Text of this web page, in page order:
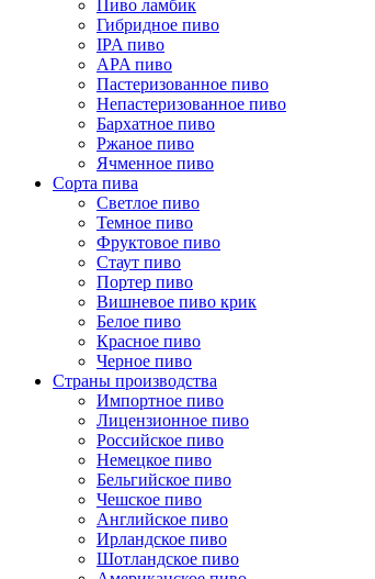
Пиво ламбик
Гибридное пиво
IPA пиво
APA пиво
Пастеризованное пиво
Непастеризованное пиво
Бархатное пиво
Ржаное пиво
Ячменное пиво
Сорта пива
Светлое пиво
Темное пиво
Фруктовое пиво
Стаут пиво
Портер пиво
Вишневое пиво крик
Белое пиво
Красное пиво
Черное пиво
Страны производства
Импортное пиво
Лицензионное пиво
Российское пиво
Немецкое пиво
Бельгийское пиво
Чешское пиво
Английское пиво
Ирландское пиво
Шотландское пиво